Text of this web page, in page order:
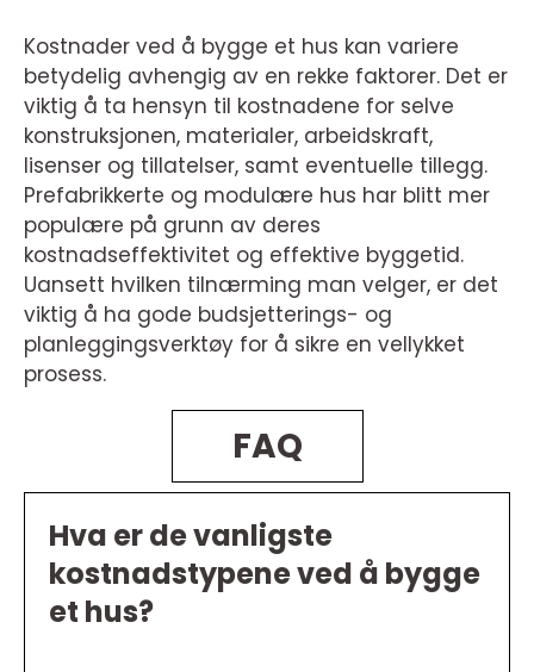
Kostnader ved å bygge et hus kan variere
betydelig avhengig av en rekke faktorer. Det er
viktig å ta hensyn til kostnadene for selve
konstruksjonen, materialer, arbeidskraft,
lisenser og tillatelser, samt eventuelle tillegg.
Prefabrikkerte og modulære hus har blitt mer
populære på grunn av deres
kostnadseffektivitet og effektive byggetid.
Uansett hvilken tilnærming man velger, er det
viktig å ha gode budsjetterings- og
planleggingsverktøy for å sikre en vellykket
prosess.
FAQ
Hva er de vanligste
kostnadstypene ved å bygge
et hus?